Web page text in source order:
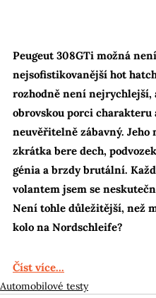
Peugeut 308GTi možná není
nejsofistikovanější hot
rozhodně není nejrychlejší,
obrovskou porci charakteru
neuvěřitelně zábavný. Jeho
zkrátka bere dech,
génia a brzdy brutální.
volantem jsem se
Není tohle důležitější, než
kolo na Nordschleife?
Číst více...
Automobilové testy